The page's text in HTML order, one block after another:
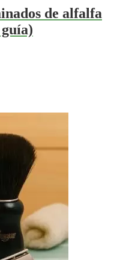
de alfalfa